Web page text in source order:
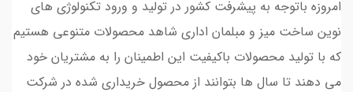
امروزه باتوجه به پیشرفت کشور در تولید و ورود تکنولوژی های
نوین ساخت میز و مبلمان اداری شاهد محصولات متنوعی هستیم
که با تولید محصولات باکیفیت این اطمینان را به مشتریان خود
می دهند تا سال ها بتوانند از محصول خریداری شده در شرکت